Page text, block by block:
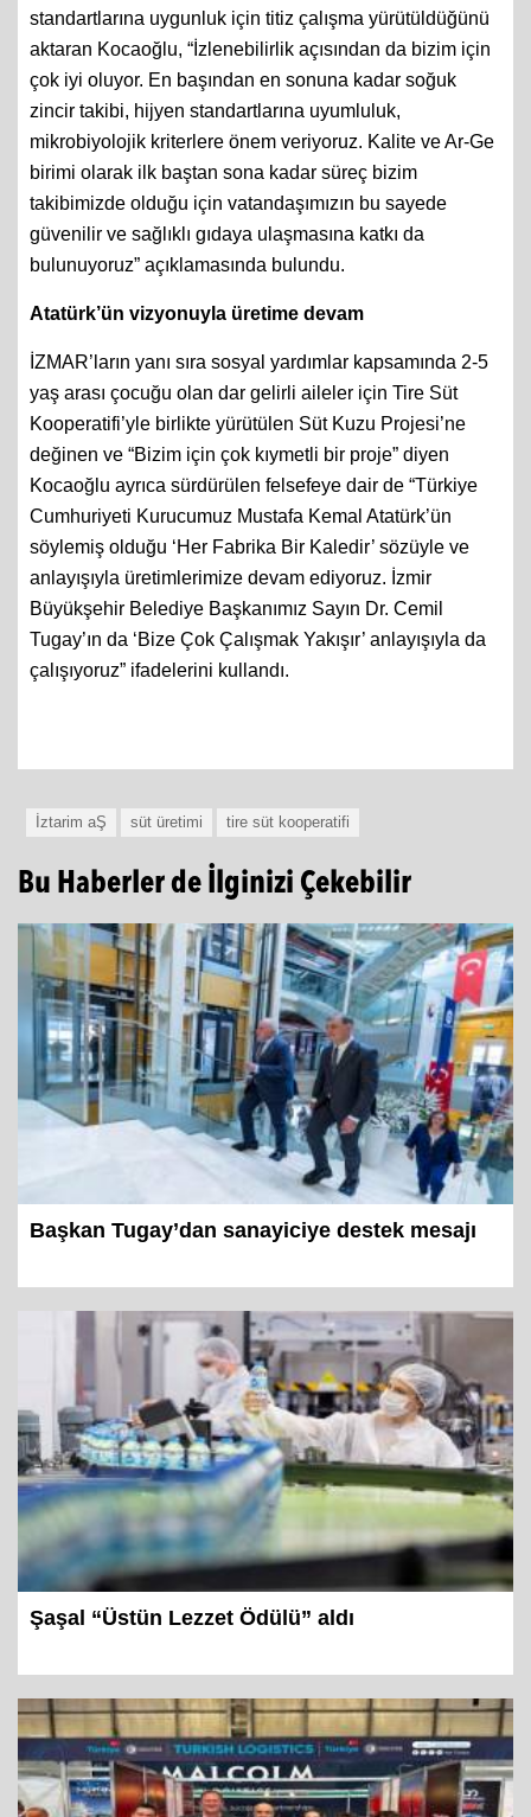
standartlarına uygunluk için titiz çalışma yürütüldüğünü
aktaran Kocaoğlu, “İzlenebilirlik açısından da bizim için
çok iyi oluyor. En başından en sonuna kadar soğuk
zincir takibi, hijyen standartlarına uyumluluk,
mikrobiyolojik kriterlere önem veriyoruz. Kalite ve Ar-Ge
birimi olarak ilk baştan sona kadar süreç bizim
takibimizde olduğu için vatandaşımızın bu sayede
güvenilir ve sağlıklı gıdaya ulaşmasına katkı da
bulunuyoruz” açıklamasında bulundu.
Atatürk’ün vizyonuyla üretime devam
İZMAR’ların yanı sıra sosyal yardımlar kapsamında 2-5
yaş arası çocuğu olan dar gelirli aileler için Tire Süt
Kooperatifi’yle birlikte yürütülen Süt Kuzu Projesi’ne
değinen ve “Bizim için çok kıymetli bir proje” diyen
Kocaoğlu ayrıca sürdürülen felsefeye dair de “Türkiye
Cumhuriyeti Kurucumuz Mustafa Kemal Atatürk’ün
söylemiş olduğu ‘Her Fabrika Bir Kaledir’ sözüyle ve
anlayışıyla üretimlerimize devam ediyoruz. İzmir
Büyükşehir Belediye Başkanımız Sayın Dr. Cemil
Tugay’ın da ‘Bize Çok Çalışmak Yakışır’ anlayışıyla da
çalışıyoruz” ifadelerini kullandı.
İztarim aŞ süt üretimi tire süt kooperatifi
Bu Haberler de İlginizi Çekebilir
Başkan Tugay’dan sanayiciye destek mesajı
Şaşal “Üstün Lezzet Ödülü” aldı